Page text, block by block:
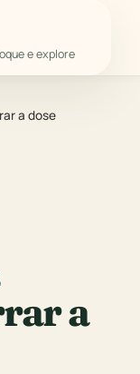
e explore
a dose
a